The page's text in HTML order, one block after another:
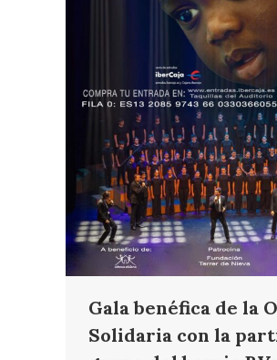
Gala benéfica de la
Solidaria con la